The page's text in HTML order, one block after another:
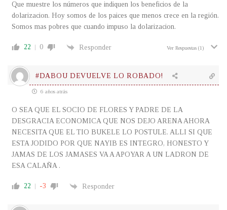
Que muestre los números que indiquen los beneficios de la
dolarizacion. Hoy somos de los paices que menos crece en la región.
Somos mas pobres que cuando impuso la dolarizacion.
22 0 Responder Ver Respuestas (1)
#DABOU DEVUELVE LO ROBADO!
6 años atrás
O SEA QUE EL SOCIO DE FLORES Y PADRE DE LA
DESGRACIA ECONOMICA QUE NOS DEJO ARENA AHORA
NECESITA QUE EL TIO BUKELE LO POSTULE. ALLI SI QUE
ESTA JODIDO POR QUE NAYIB ES INTEGRO, HONESTO Y
JAMAS DE LOS JAMASES VA A APOYAR A UN LADRON DE
ESA CALAÑA .
22 -3 Responder